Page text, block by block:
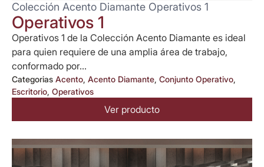
Colección Acento Diamante Operativos 1
Operativos 1
Operativos 1 de la Colección Acento Diamante es ideal
para quien requiere de una amplia área de trabajo,
conformado por...
Categorias Acento, Acento Diamante, Conjunto Operativo,
Escritorio, Operativos
Ver producto